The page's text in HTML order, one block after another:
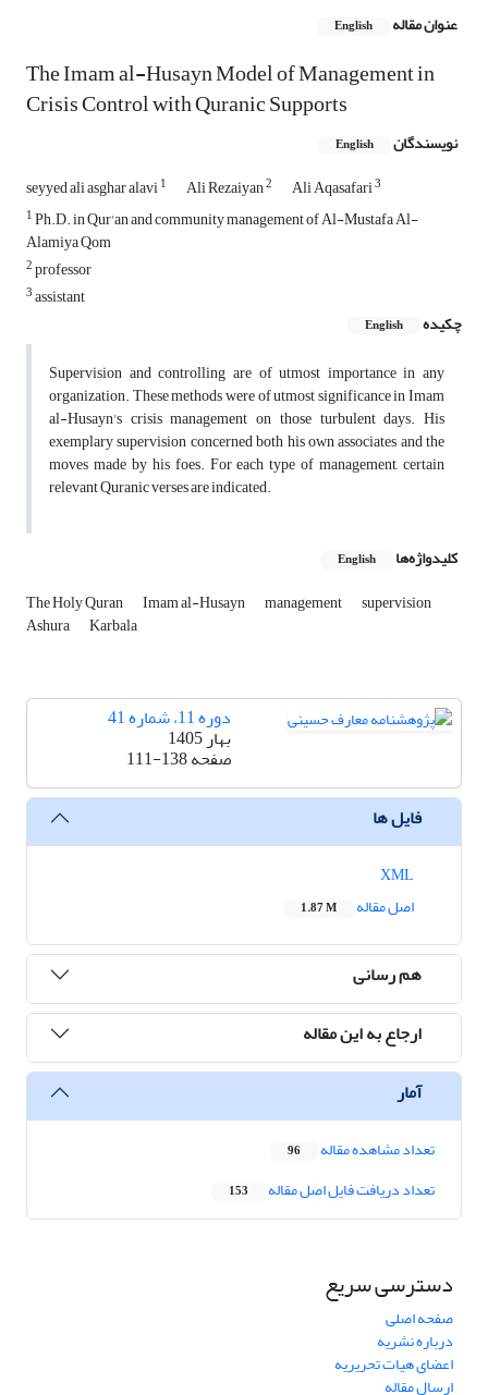
عنوان مقاله English
The Imam al-Husayn Model of Management in
Crisis Control with Quranic Supports
نویسندگان English
seyyed ali asghar alavi1 Ali Rezaiyan2 Ali Aqasafari3
1Ph.D. in Qur'an and community management of Al-Mustafa Al-
Alamiya Qom
2professor
3assistant
چکیده
English
Supervision and controlling are of utmost importance in any
organization. These methods were of utmost significance in Imam
al-Husayn's crisis management on those turbulent days. His
exemplary supervision concerned both his own associates and the
moves made by his foes. For each type of management, certain
relevant Quranic verses are indicated.
کلیدواژه‌ها English
The Holy Quran Imam al-Husayn management supervision
Ashura Karbala
دوره 11، شماره 41
بهار 1405
صفحه111-138
فایل ها
اصل مقاله
1.87 M
هم رسانی
ارجاع به این مقاله
آمار
تعداد مشاهده مقاله 96
تعداد دریافت فایل اصل مقاله 153
دسترسی سریع
صفحه اصلی
درباره نشریه
اعضای هیات تحریریه
ارسال مقاله